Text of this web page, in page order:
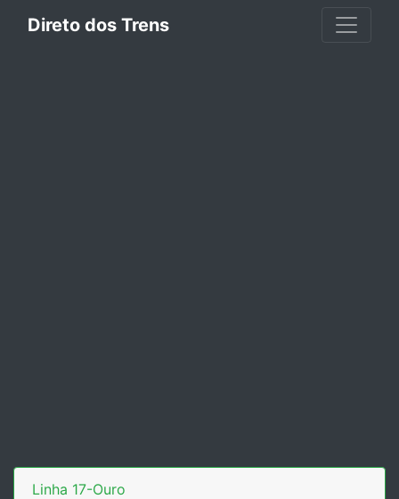
Direto dos Trens
Linha 17-Ouro